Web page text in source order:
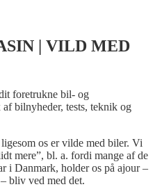
| VILD MED
foretrukne bil- og
bilnyheder, tests, teknik og
os er vilde med biler. Vi
mere”, bl. a. fordi mange af de
i Danmark, holder os på ajour –
bliv ved med det.